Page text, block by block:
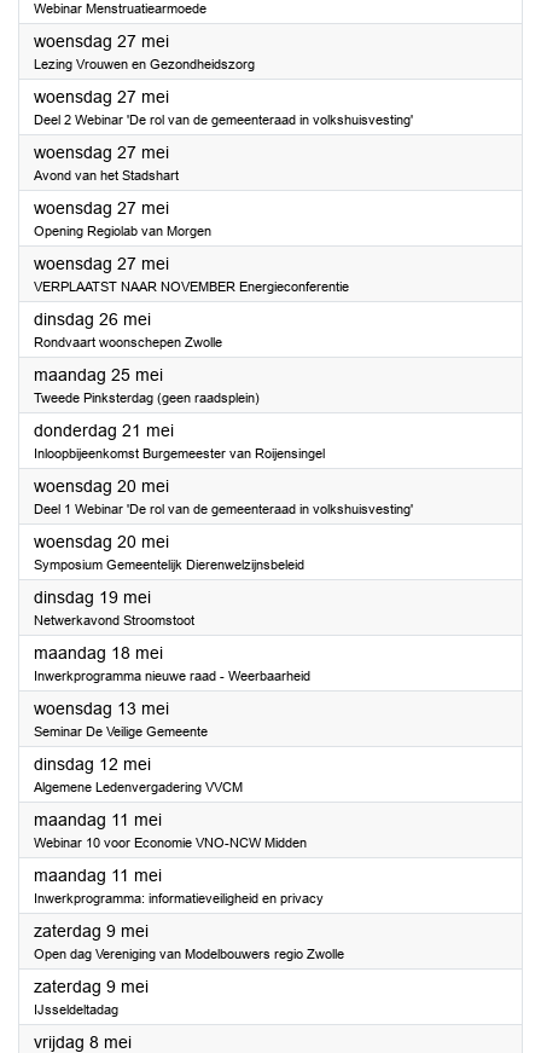
Webinar Menstruatiearmoede
woensdag 27 mei2026
Lezing Vrouwen en Gezondheidszorg
woensdag 27 mei2026
Deel 2 Webinar 'De rol van de gemeenteraad in volkshuisvesting'
woensdag 27 mei2026
Avond van het Stadshart
woensdag 27 mei2026
Opening Regiolab van Morgen
woensdag 27 mei2026
VERPLAATST NAAR NOVEMBER Energieconferentie
dinsdag 26 mei2026
Rondvaart woonschepen Zwolle
maandag 25 mei2026
Tweede Pinksterdag (geen raadsplein)
donderdag 21 mei2026
Inloopbijeenkomst Burgemeester van Roijensingel
woensdag 20 mei2026
Deel 1 Webinar 'De rol van de gemeenteraad in volkshuisvesting'
woensdag 20 mei2026
Symposium Gemeentelijk Dierenwelzijnsbeleid
dinsdag 19 mei2026
Netwerkavond Stroomstoot
maandag 18 mei2026
Inwerkprogramma nieuwe raad - Weerbaarheid
woensdag 13 mei2026
Seminar De Veilige Gemeente
dinsdag 12 mei2026
Algemene Ledenvergadering VVCM
maandag 11 mei2026
Webinar 10 voor Economie VNO-NCW Midden
maandag 11 mei2026
Inwerkprogramma: informatieveiligheid en privacy
zaterdag 9 mei2026
Open dag Vereniging van Modelbouwers regio Zwolle
zaterdag 9 mei2026
IJsseldeltadag
vrijdag 8 mei2026